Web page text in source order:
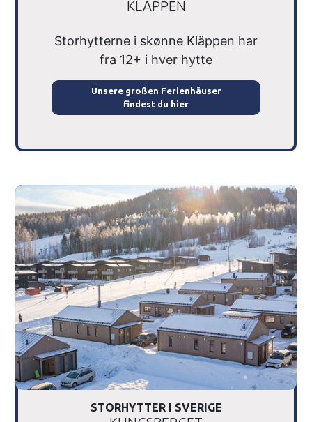
KLÄPPEN
Storhytterne i skønne Kläppen har
fra 12+ i hver hytte
Unsere großen Ferienhäuser
findest du hier
STORHYTTER I SVERIGE